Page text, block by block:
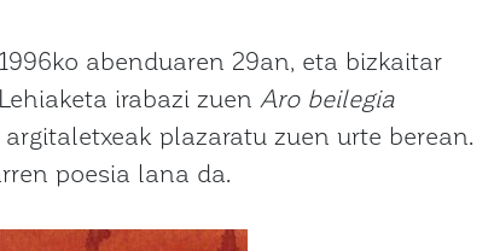
abenduaren 29an, eta bizkaitar
irabazi zuen Aro beilegia
plazaratu zuen urte berean.
poesia lana da.